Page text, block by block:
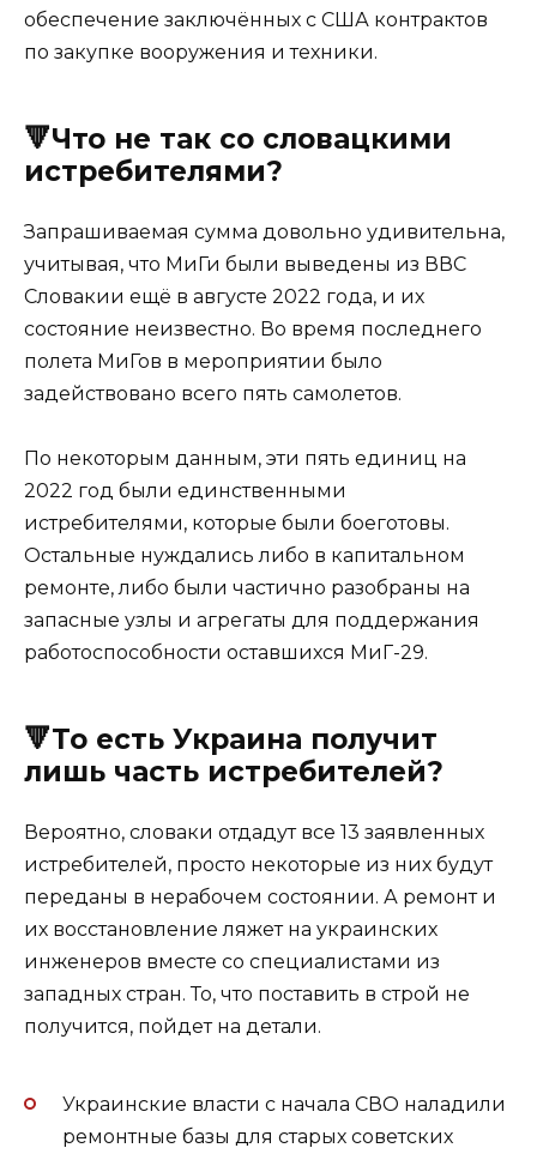
обеспечение заключённых с США контрактов
по закупке вооружения и техники.
🔻Что не так со словацкими
истребителями?
Запрашиваемая сумма довольно удивительна,
учитывая, что МиГи были выведены из ВВС
Словакии ещё в августе 2022 года, и их
состояние неизвестно. Во время последнего
полета МиГов в мероприятии было
задействовано всего пять самолетов.
По некоторым данным, эти пять единиц на
2022 год были единственными
истребителями, которые были боеготовы.
Остальные нуждались либо в капитальном
ремонте, либо были частично разобраны на
запасные узлы и агрегаты для поддержания
работоспособности оставшихся МиГ-29.
🔻То есть Украина получит
лишь часть истребителей?
Вероятно, словаки отдадут все 13 заявленных
истребителей, просто некоторые из них будут
переданы в нерабочем состоянии. А ремонт и
их восстановление ляжет на украинских
инженеров вместе со специалистами из
западных стран. То, что поставить в строй не
получится, пойдет на детали.
Украинские власти с начала СВО наладили
ремонтные базы для старых советских